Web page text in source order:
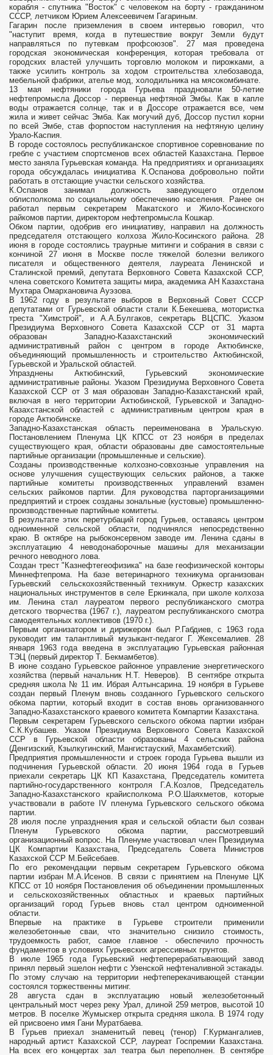
корабля - спутника "Восток" с человеком на борту - гражданином
СССР, летчиком Юрием Алексеевичем Гагариным.
Гагарин после приземления в своем интервью говорил, что
"наступит время, когда в путешествие вокруг Земли будут
направляться по путевкам профсоюзов". 27 мая проведена
городская экономическая конференция, которая требовала от
городских властей улучшить торговлю молоком и пирожками, а
также усилить контроль за ходом строительства хлебозавода,
мебельной фабрики, ателье мод, холодильника на мясокомбинате.
13 мая нефтяники города Гурьева праздновали 50-летие
нефтепромысла Доссор - первенца нефтяной Эмбы. Как в капле
воды отражается солнце, так и в Доссоре отражается все, чем
жила и живет сейчас Эмба. Как могучий дуб, Доссор пустил корни
по всей Эмбе, став форпостом наступления на нефтяную целину
Урало-Каспия.
В городе состоялось республиканское спортивное соревнование по
гребле с участием спортсменов всех областей Казахстана. Первое
место заняла Гурьевская команда. На предприятиях и организациях
города обсуждалась инициатива К.Оспанова добровольно пойти
работать в отстающие участки сельского хозяйства.
К.Оспанов занимал должность заведующего отделом
облисполкома по социальному обеспечению населения. Ранее он
работал первым секретарем Макатского и Жило-Косинского
райкомов партии, директором нефтепромысла Кошкар.
Обком партии, одобрив его инициативу, направил на должность
председателя отстающего колхоза Жило-Косинского района. 28
июня в городе состоялись траурные митинги и собрания в связи с
кончиной 27 июня в Москве после тяжелой болезни великого
писателя и общественного деятеля, лауреата Ленинской и
Сталинской премий, депутата Верховного Совета Казахской ССР,
члена советского Комитета защиты мира, академика АН Казахстана
Мухтара Омархановича Ауэзова.
В 1962 году в результате выборов в Верховный Совет СССР
депутатами от Гурьевской области стали К.Бекешева, мотористка
треста "Химстрой", и А.А.Булгаков, секретарь ВЦСПС. Указом
Президиума Верховного Совета Казахской ССР от 31 марта
образован Западно-Казахстанский экономический
административный район с центром в городе Актюбинске,
объединяющий промышленность и строительство Актюбинской,
Гурьевской и Уральской областей.
Упразднены Актюбинский, Гурьевский экономические
административные районы. Указом Президиума Верховного Совета
Казахской ССР от 3 мая образован Западно-Казахстанский край,
включая в него территории Актюбинской, Гурьевской и Западно-
Казахстанской областей с административным центром края в
городе Актюбинске.
Западно-Казахстанская область переименована в Уральскую.
Постановлением Пленума ЦК КПСС от 23 ноября в пределах
существующего края, области образованы две самостоятельные
партийные организации (промышленные и сельские).
Созданы производственные колхозно-совхозные управления на
основе улучшения существующих сельских районов, а также
партийные комитеты производственных управлений взамен
сельских райкомов партии. Для руководства парторганизациями
предприятий и строек созданы зональные (кустовые) промышленно-
производственные партийные комитеты.
В результате этих перетурбаций город Гурьев, оставаясь центром
одноименной сельской области, подчинялся непосредственно
краю. В октябре на рыбоконсервном заводе им. Ленина сданы в
эксплуатацию 4 неводонаборочные машины для механизации
речного неводного лова.
Создан трест "Казнефтегеофизика" на базе геофизической конторы
Миннефтепрома. На базе ветеринарного техникума организован
Гурьевский сельскохозяйственный техникум. Оркестр казахских
национальных инструментов в селе Еркинкала, при школе колхоза
им. Ленина стал лауреатом первого республиканского смотра
детского творчества (1967 г.), лауреатом республиканского смотра
самодеятельных коллективов (1970 г.).
Первым организатором и дирижером был Р.Габдиев, с 1963 года
руководит им талантливый музыкант-педагог Г. Жексемалиев. 28
января 1963 года введена в эксплуатацию Гурьевская районная
ТЭЦ (первый директор Т. Бекмамбетов).
В июне создано Гурьевское районное управление энергетического
хозяйства (первый начальник Н.Т. Неверов). В сентябре открыта
средняя школа № 11 им. Ибрая Алтынсарина. 19 ноября в Гурьеве
создан первый Пленум вновь созданного Гурьевского сельского
обкома партии, который входит в состав вновь организованного
Западно-Казахстанского краевого комитета Компартии Казахстана.
Первым секретарем Гурьевского сельского обкома партии избран
С.К.Кубашев. Указом Президиума Верховного Совета Казахской
ССР в Гурьевской области образованы 4 сельских района
(Денгизский, Кзылкугинский, Мангистауский, Махамбетский).
Предприятия промышленности и строек города Гурьева вышли из
подчинения Гурьевской области. 20 июня 1964 года в Гурьев
приехали секретарь ЦК КП Казахстана, Председатель комитета
партийно-государственного контроля Г.А.Козлов, Председатель
Западно-Казахстанского крайисполкома Р.О.Шаяхметов, которые
участвовали в работе IV пленума Гурьевского сельского обкома
партии.
28 июля после упразднения края и сельской области был созван
Пленум Гурьевского обкома партии, рассмотревший
организационный вопрос. На Пленуме участвовал член Президиума
ЦК Компартии Казахстана, Председатель Совета Министров
Казахской ССР М.Бейсебаев.
По его рекомендации первым секретарем Гурьевского обкома
партии избран М.А.Исенов. В связи с принятием на Пленуме ЦК
КПСС от 10 ноября Постановления об объединении промышленных
и сельскохозяйственных областных и краевых партийных
организаций город Гурьев вновь стал центром одноименной
области.
Впервые на практике в Гурьеве строители применили
железобетонные сваи, что значительно снизило стоимость,
трудоемкость работ, самое главное - обеспечило прочность
фундаментов в условиях Гурьевских агрессивных грунтов.
В июле 1965 года Гурьевский нефтеперерабатывающий завод
принял первый эшелон нефти с Узенской нефтеналивной эстакады.
По этому случаю на территории нефтеперекачивающей станции
состоялся торжественны митинг.
28 августа сдан в эксплуатацию новый железобетонный
центральный мост через реку Урал, длиной 259 метров, высотой 10
метров. В поселке Жумыскер открыта средняя школа. В 1974 году
ей присвоено имя Гани Муратбаева.
В Гурьев приехал знаменитый певец (тенор) Г.Курмангалиев,
народный артист Казахской ССР, лауреат Госпремии Казахстана.
На всех его концертах зал театра был переполнен. В сентябре